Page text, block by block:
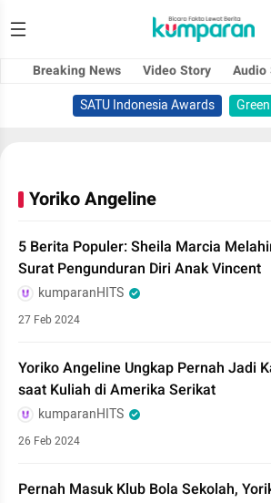
Breaking News Video Story Audio
SATU Indonesia Awards
Yoriko Angeline
5 Berita Populer: Sheila Marcia
Surat Pengunduran Diri Anak Vincent
kumparanHITS
27 Feb 2024
Yoriko Angeline Ungkap Pernah Jadi
saat Kuliah di Amerika Serikat
kumparanHITS
26 Feb 2024
Pernah Masuk Klub Bola Sekolah,